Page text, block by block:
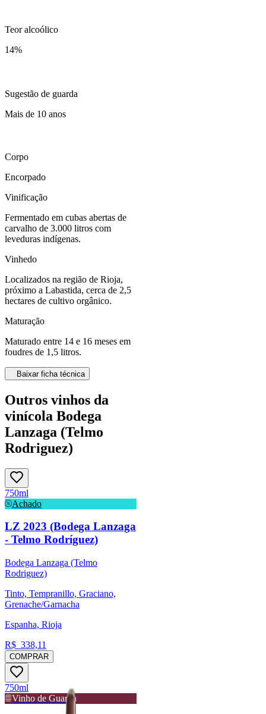
Teor alcoólico
14%
Sugestão de guarda
Mais de 10 anos
Corpo
Encorpado
Vinificação
Fermentado em cubas abertas de
carvalho de 3.000 litros com
leveduras indígenas.
Vinhedo
Localizados na região de Rioja,
próximo a Labastida, cerca de 2,5
hectares de cultivo orgânico.
Maturação
Maturado entre 14 e 16 meses em
foudres de 1,5 litros.
Baixar ficha técnica
Outros vinhos da
vinícola Bodega
Lanzaga (Telmo
Rodriguez)
750ml
Achado
LZ 2023 (Bodega Lanzaga
- Telmo Rodríguez)
Bodega Lanzaga (Telmo
Rodriguez)
Tinto, Tempranillo, Graciano,
Grenache/Garnacha
Espanha, Rioja
R$ 338,11
COMPRAR
750ml
Vinho de Guarda